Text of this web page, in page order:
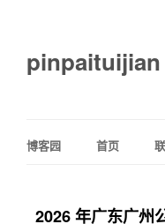
pinpaituijian
博客园 首页
2026 年广东广州